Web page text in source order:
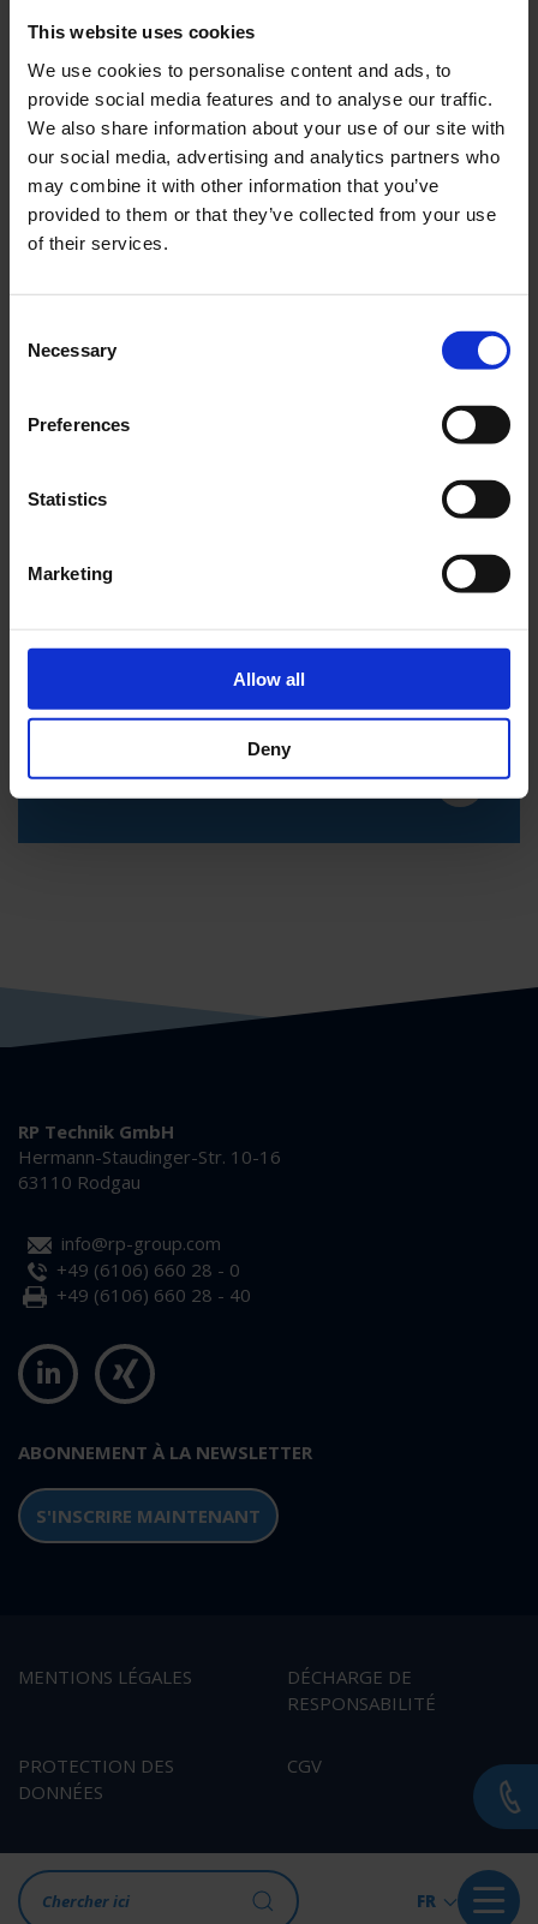
This website uses cookies
We use cookies to personalise content and ads, to
provide social media features and to analyse our traffic.
We also share information about your use of our site with
our social media, advertising and analytics partners who
may combine it with other information that you’ve
provided to them or that they’ve collected from your use
of their services.
Selection
Necessary
Preferences
Statistics
Marketing
Allow all
Deny
FR
NEWS
Toutes les nouveautés chez RP-Group
RP-Group emploie près de 300 personnes sur
deux sites de production en Allemagne
PLUS D’INFORMATIONS
RP Technik GmbH
Hermann-Staudinger-Str. 10-16
63110 Rodgau
info@rp-group.com
+49 (6106) 660 28 - 0
+49 (6106) 660 28 - 40
ABONNEMENT À LA NEWSLETTER
S'INSCRIRE MAINTENANT
MENTIONS LÉGALES
DÉCHARGE DE
RESPONSABILITÉ
PROTECTION DES
DONNÉES
CGV